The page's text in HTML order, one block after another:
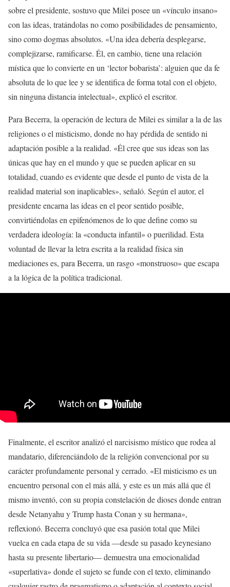
sobre el presidente, sostuvo que Milei posee un «vínculo insano»
con las ideas, tratándolas no como posibilidades de pensamiento,
sino como dogmas absolutos. «Una idea debería desplegarse,
complejizarse, ramificarse. Él, en cambio, tiene una relación
mística que lo convierte en un ‘lector bobarista’: alguien que da fe
absoluta de lo que lee y se identifica de forma total con el objeto,
sin ninguna distancia intelectual», explicó el escritor.
Para Becerra, la operación de lectura de Milei es similar a la de las
religiones o el misticismo, donde no hay pérdida de sentido ni
adaptación posible a la realidad. «Él cree que sus ideas son las
únicas que hay en el mundo y que se pueden aplicar en su
totalidad, cuando es evidente que desde el punto de vista de la
realidad material son inaplicables», señaló. Según el autor, el
presidente encarna las ideas en el peor sentido posible,
convirtiéndolas en epifenómenos de lo que define como su
verdadera ideología: la «conducta infantil» o puerilidad. Esta
voluntad de llevar la letra escrita a la realidad física sin
mediaciones es, para Becerra, un rasgo «monstruoso» que escapa
a la lógica de la política tradicional.
Finalmente, el escritor analizó el narcisismo místico que rodea al
mandatario, diferenciándolo de la religión convencional por su
carácter profundamente personal y cerrado. «El misticismo es un
encuentro personal con el más allá, y este es un más allá que él
mismo inventó, con su propia constelación de dioses donde entran
desde Netanyahu y Trump hasta Conan y su hermana»,
reflexionó. Becerra concluyó que esa pasión total que Milei
vuelca en cada etapa de su vida —desde su pasado keynesiano
hasta su presente libertario— demuestra una emocionalidad
«superlativa» donde el sujeto se funde con el texto, eliminando